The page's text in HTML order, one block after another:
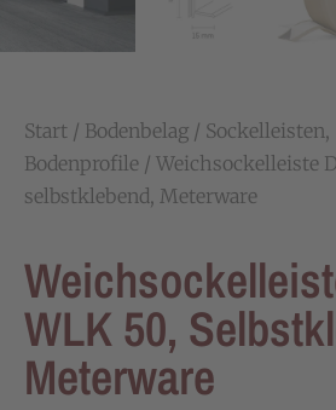
Start / Bodenbelag / Sockelleisten,
Bodenprofile / Weichsockelleiste
selbstklebend, Meterware
WLK 50,
Meterware